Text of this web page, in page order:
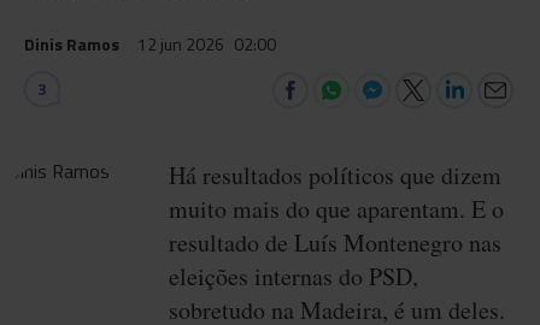
Dinis Ramos 12 jun 2026 02:00
3
Há resultados políticos que dizem
muito mais do que aparentam. E o
resultado de Luís Montenegro nas
eleições internas do PSD,
sobretudo na Madeira, é um deles.